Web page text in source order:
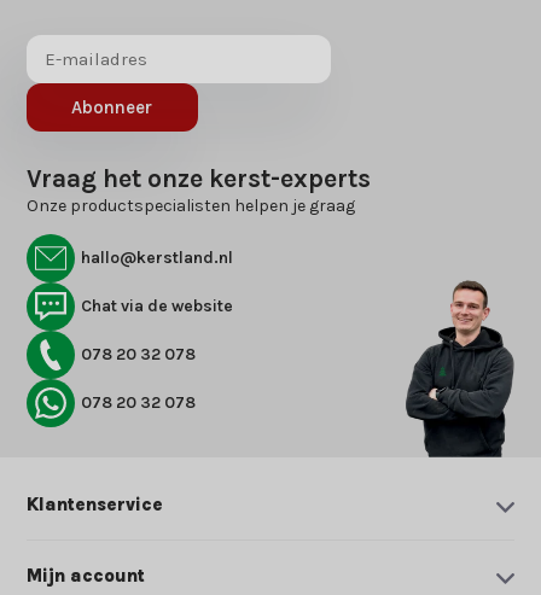
Abonneer
Vraag het onze kerst-experts
Onze productspecialisten helpen je graag
hallo@kerstland.nl
Chat via de website
078 20 32 078
078 20 32 078
Klantenservice
Mijn account